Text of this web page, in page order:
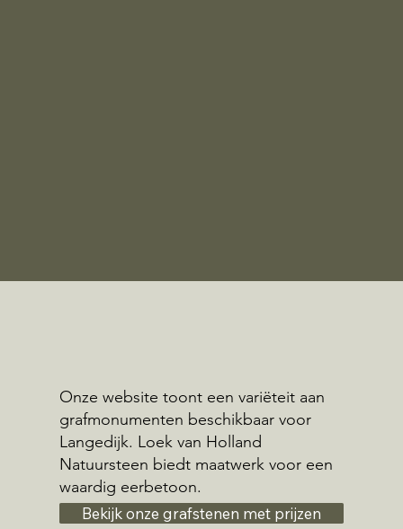
Onze website toont een variëteit aan
grafmonumenten beschikbaar voor
Langedijk. Loek van Holland
Natuursteen biedt maatwerk voor een
waardig eerbetoon.
Bekijk onze grafstenen met prijzen